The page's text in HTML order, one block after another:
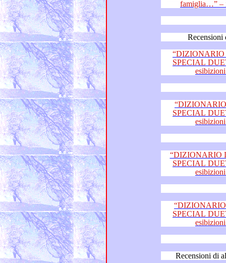
Recensioni
“DIZIONARIO
SPECIAL
SPECIAL
“DIZIONARIO
SPECIAL
SPECIAL